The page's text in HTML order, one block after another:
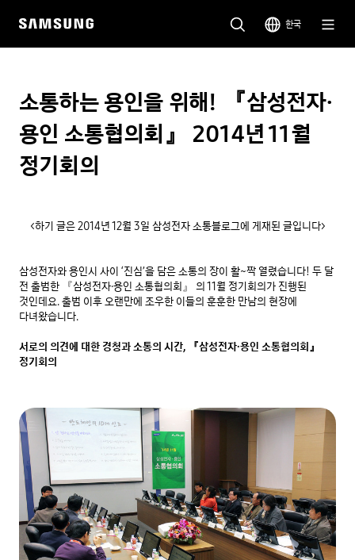
한국
소통하는 용인을 위해! 『삼성전자·
용인 소통협의회』 2014년 11월
정기회의
<하기 글은 2014년 12월 3일 삼성전자 소통블로그에 게재된 글입니다>
삼성전자와 용인시 사이 ‘진심’을 담은 소통의 장이 활~짝 열렸습니다! 두 달
전 출범한 『삼성전자·용인 소통협의회』 의 11월 정기회의가 진행된
것인데요. 출범 이후 오랜만에 조우한 이들의 훈훈한 만남의 현장에
다녀왔습니다.
서로의 의견에 대한 경청과 소통의 시간, 『삼성전자·용인 소통협의회』
정기회의